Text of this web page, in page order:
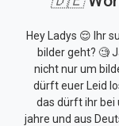
Hey Ladys 😌 Ihr
bilder geht? 🧐
nicht nur um
dürft euer Leid
das dürft ihr bei
jahre und aus